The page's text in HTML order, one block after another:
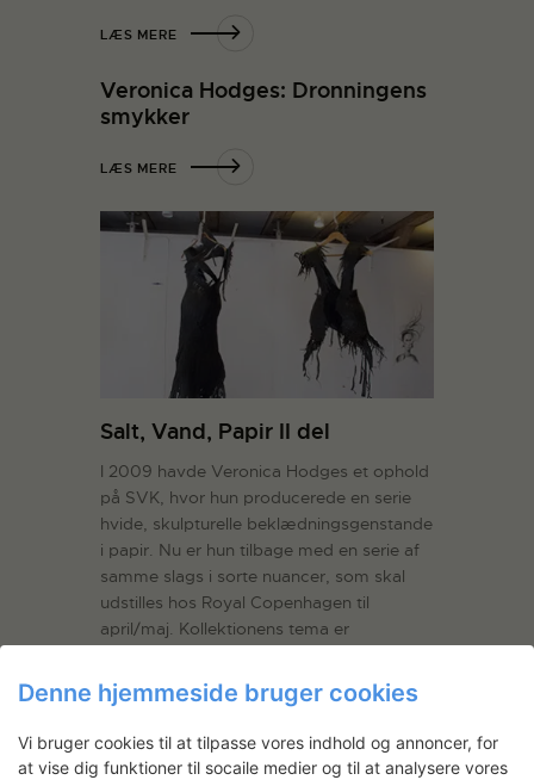
LÆS MERE
Veronica Hodges: Dronningens
smykker
LÆS MERE
Salt, Vand, Papir II del
I 2009 havde Veronica Hodges et ophold
på SVK, hvor hun producerede en serie
hvide, skulpturelle beklædningsgenstande
i papir. Nu er hun tilbage med en serie af
samme slags i sorte nuancer, som skal
udstilles hos Royal Copenhagen til
april/maj. Kollektionens tema er
LÆS MERE
Vand, salt, papir
Denne hjemmeside bruger cookies
Vi bruger cookies til at tilpasse vores indhold og annoncer, for
at vise dig funktioner til socaile medier og til at analysere vores